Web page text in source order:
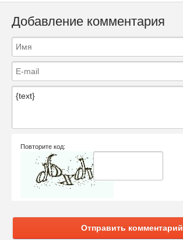
Добавление комментария
Повторите код:
Отправить комментарий